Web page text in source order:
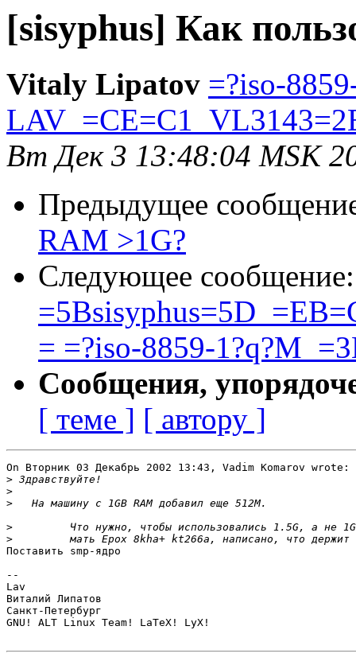
[sisyphus] Как
Vitaly Lipatov =?iso-
Вт Дек 3 13:48:04 MSK
Предыдущее
RAM >1G?
Следующее
= =?iso-8859-
Сообщения,
[ теме ] [ автору ]
On Вторник 03 Декабрь 2002 13:43, Vadim Komarov wrote:
>
>
>
>
>
Поставить smp-ядро
--
Lav
Виталий Липатов
Санкт-Петербург
GNU! ALT Linux Team! LaTeX! LyX!